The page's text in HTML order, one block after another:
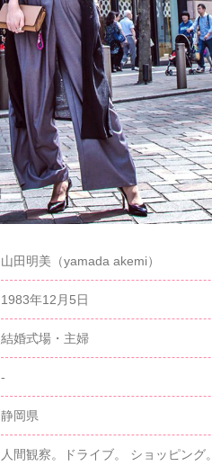
山田明美（yamada akemi）
1983年12月5日
結婚式場・主婦
-
静岡県
人間観察。ドライブ。 ショッピング。